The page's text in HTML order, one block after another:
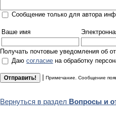
Сообщение только для автора
Ваше имя
Получать почтовые уведомления об
Даюсогласие на обработку
|Примечание. Сообщение
Вернуться в раздел Вопросы и